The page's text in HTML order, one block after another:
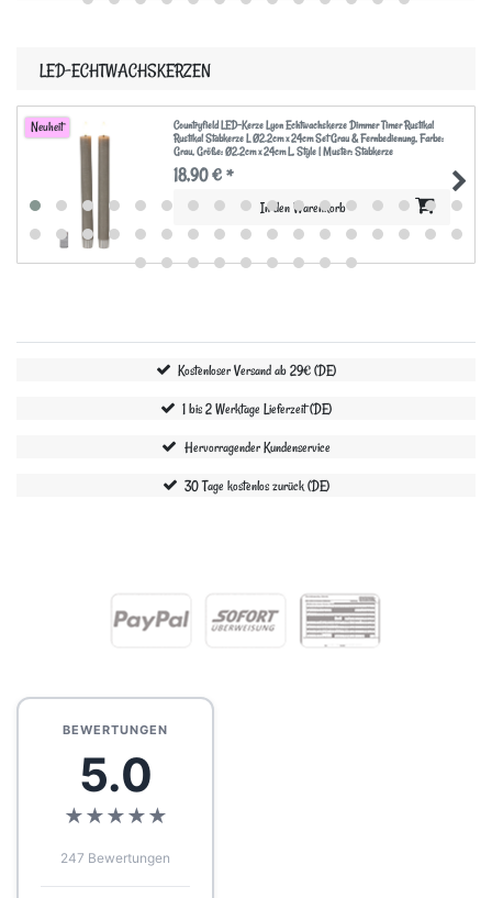
LED-ECHTWACHSKERZEN
Neuheit
Countryfield LED-Kerze Lyon Echtwachskerze Dimmer Timer Rustikal
Rustikal Stabkerze L Ø2.2cm x 24cm Set Grau & Fernbedienung, Farbe:
Grau, Größe: Ø2.2cm x 24cm L, Style | Muster: Stabkerze
18,90 € *
In den Warenkorb
Kostenloser Versand ab 29€ (DE)
1 bis 2 Werktage Lieferzeit (DE)
Hervorragender Kundenservice
30 Tage kostenlos zurück (DE)
BEWERTUNGEN
5.0
★★★★★
247 Bewertungen